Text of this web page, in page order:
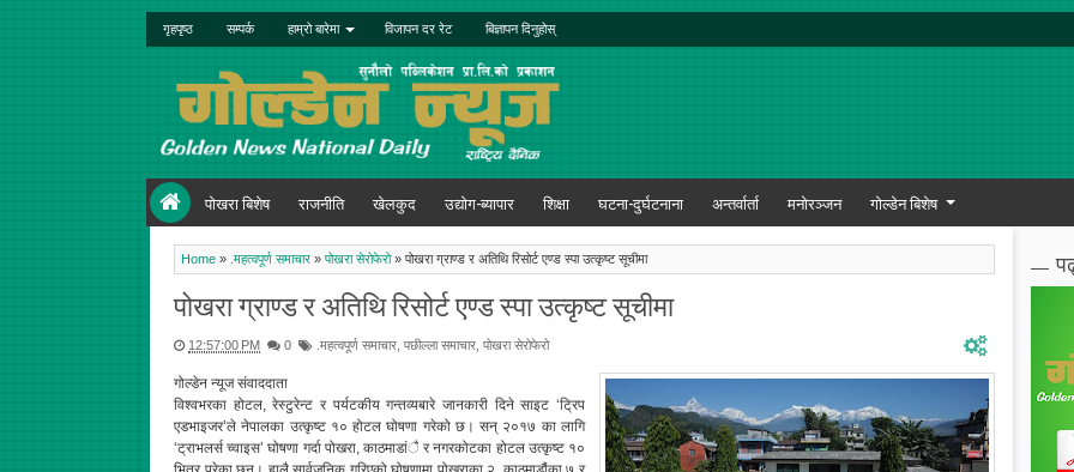
गृहपृष्ठ सम्पर्क हाम्रो बारेमा विजापन दर रेट बिज्ञापन दिनुहोस्
पोखरा बिशेष राजनीति खेलकुद उद्योग-ब्यापार शिक्षा घटना-दुर्घटनाना अन्तर्वार्ता मनोरञ्जन गोल्डेन बिशेष
Home » .महत्वपूर्ण समाचार » पोखरा सेरोफेरो » पोखरा ग्राण्ड र अतिथि रिसोर्ट एण्ड स्पा उत्कृष्ट सूचीमा
पोखरा ग्राण्ड र अतिथि रिसोर्ट एण्ड स्पा उत्कृष्ट सूचीमा
12:57:00 PM 0 .महत्वपूर्ण समाचार पछील्ला समाचार पोखरा सेरोफेरो
गोल्डेन न्यूज संवाददाता
विश्वभरका होटल, रेस्टुरेन्ट र पर्यटकीय गन्तव्यबारे जानकारी दिने साइट ‘ट्रिप
एडभाइजर’ले नेपालका उत्कृष्ट १० होटल घोषणा गरेको छ। सन् २०१७ का लागि
‘ट्राभलर्स च्वाइस’ घोषणा गर्दा पोखरा, काठमाडांै र नगरकोटका होटल उत्कृष्ट १०